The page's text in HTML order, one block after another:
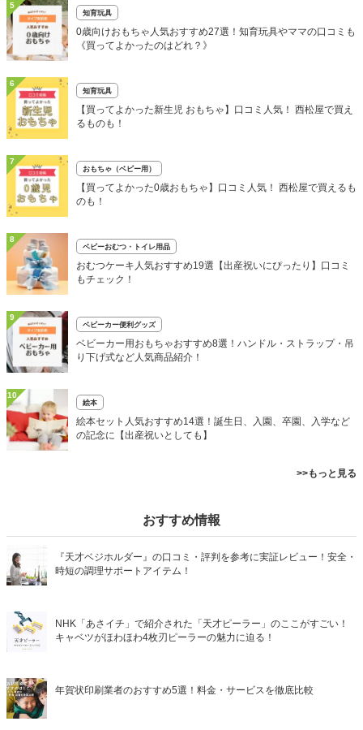
5
知育玩具
0歳向けおもちゃ人気おすすめ27選！知育玩具やママの口コミも
《買ってよかったのはどれ？》
6
知育玩具
【買ってよかった新生児 おもちゃ】口コミ人気！ 西松屋で買え
るものも！
7
おもちゃ（ベビー用）
【買ってよかった0歳おもちゃ】口コミ人気！ 西松屋で買えるも
のも！
8
ベビーおむつ・トイレ用品
おむつケーキ人気おすすめ19選【出産祝いにぴったり】口コミ
もチェック！
9
ベビーカー便利グッズ
ベビーカー用おもちゃおすすめ8選！ハンドル・ストラップ・吊
り下げ式など人気商品紹介！
10
絵本
絵本セット人気おすすめ14選！誕生日、入園、卒園、入学など
の記念に【出産祝いとしても】
>>もっと見る
おすすめ情報
『天才ベジホルダー』の口コミ・評判を参考に実証レビュー！安全・
時短の調理サポートアイテム！
NHK「あさイチ」で紹介された「天才ピーラー」のここがすごい！
キャベツがほわほわ4枚刃ピーラーの魅力に迫る！
年賀状印刷業者のおすすめ5選！料金・サービスを徹底比較